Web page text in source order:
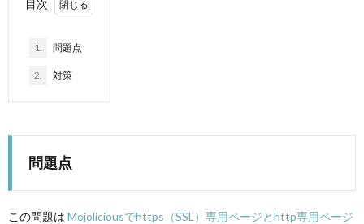
目次
1. 問題点
2. 対策
問題点
この問題は Mojoliciousでhttps（SSL）専用ページとhttp専用ページ